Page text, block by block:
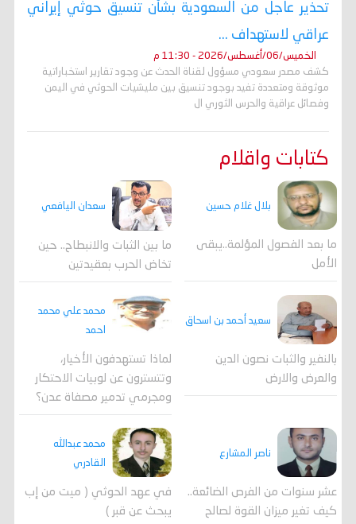
تحذير عاجل من السعودية بشأن تنسيق حوثي إيراني
عراقي لاستهداف ...
الخميس/06/أغسطس/2026 - 11:30 م
كشف مصدر سعودي مسؤول لقناة الحدث عن وجود تقارير استخباراتية
موثوقة ومتعددة تفيد بوجود تنسيق بين مليشيات الحوثي في اليمن
وفصائل عراقية والحرس الثوري ال
كتابات واقلام
بلال غلام حسين
ما بعد الفصول المؤلمة..يبقى
الأمل
سعدان اليافعي
ما بين الثبات والانبطاح.. حين
تخاض الحرب بعقيدتين
سعيد أحمد بن اسحاق
بالنفير والثبات نصون الدين
والعرض والارض
محمد علي محمد
احمد
لماذا تستهدفون الأخيار،
وتتسترون عن لوبيات الاحتكار
ومجرمي تدمير مصفاة عدن؟
ناصر المشارع
عشر سنوات من الفرص الضائعة..
كيف تغير ميزان القوة لصالح
محمد عبدالله
القادري
في عهد الحوثي ( ميت من إب
يبحث عن قبر )